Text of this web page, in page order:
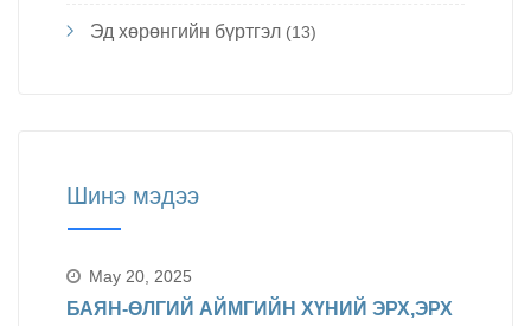
Эд хөрөнгийн бүртгэл (13)
Шинэ мэдээ
May 20, 2025
БАЯН-ӨЛГИЙ АЙМГИЙН ХҮНИЙ ЭРХ,ЭРХ